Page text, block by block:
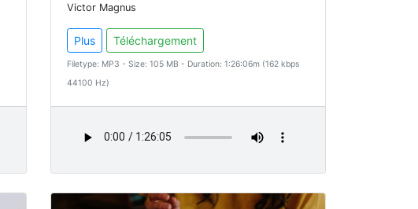
Victor Magnus
Plus Téléchargement
Filetype: MP3 - Size: 105 MB - Duration: 1:26:06m (162 kbps
44100 Hz)